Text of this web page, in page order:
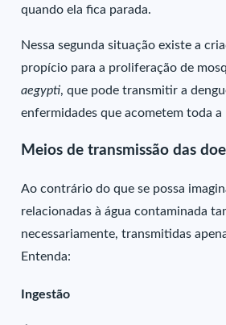
quando ela fica parada.
Nessa segunda situação existe a
propício para a proliferação de
aegypti, que pode transmitir a
enfermidades que acometem toda a
Meios de transmissão das
Ao contrário do que se possa
relacionadas à água contaminada
necessariamente, transmitidas
Entenda:
Ingestão